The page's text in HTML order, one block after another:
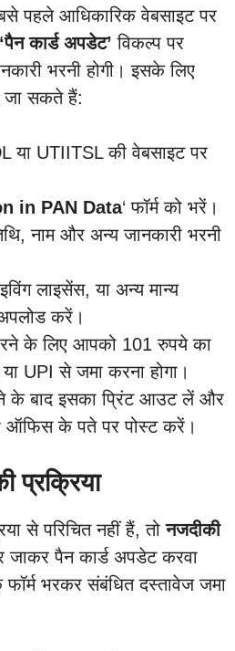
पहले आधिकारिक वेबसाइट पर
‘पैन कार्ड अपडेट’ विकल्प पर
भरनी होगी। इसके लिए
जा सकते हैं:
या UTIITSL की वेबसाइट पर
in PAN Data‘ फॉर्म को भरें।
नाम और अन्य जानकारी भरनी
लाइसेंस, या अन्य मान्य
करें।
के लिए आपको 101 रुपये का
UPI से जमा करना होगा।
के बाद इसका प्रिंट आउट लें और
ऑफिस के पते पर पोस्ट करें।
प्रक्रिया
से परिचित नहीं हैं, तोनजदीकी
जाकर पैन कार्ड अपडेट करवा
भरकर संबंधित दस्तावेज जमा